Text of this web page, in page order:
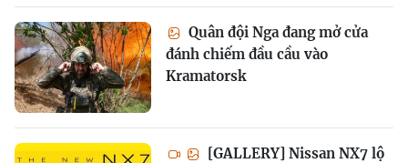
Quân đội Nga đang mở cửa
đánh chiếm đầu cầu vào
Kramatorsk
[GALLERY] Nissan NX7 lộ